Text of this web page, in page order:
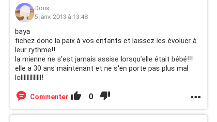
Doris
5 janv. 2013 à 13:48
baya
fichez donc la paix à vos enfants et laissez les évoluer à
leur rythme!!
la mienne ne s'est jamais assise lorsqu'elle était bébé!!!
elle a 30 ans maintenant et ne s'en porte pas plus mal
lollllllllllllll!
Commenter 0